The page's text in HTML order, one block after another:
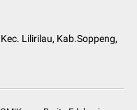
Lilirilau, Kab.Soppeng,